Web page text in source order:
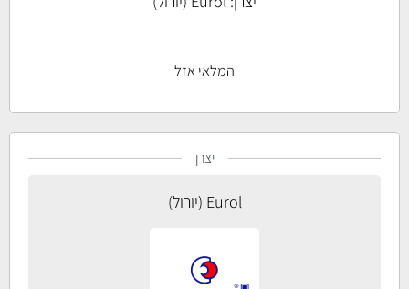
המלאי אזל
יצרן
Eurol (יורול)